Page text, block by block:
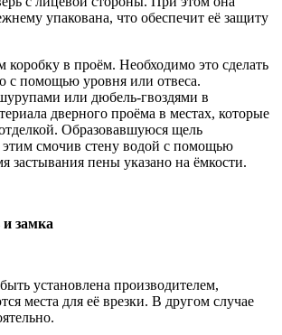
упакована, что обеспечит её защиту
коробку в проём. Необходимо это сделать
с помощью уровня или отвеса.
или дюбель-гвоздями в
дверного проёма в местах, которые
Образовавшуюся щель
этим смочив стену водой с помощью
застывания пены указано на ёмкости.
и замка
установлена производителем,
места для её врезки. В другом случае